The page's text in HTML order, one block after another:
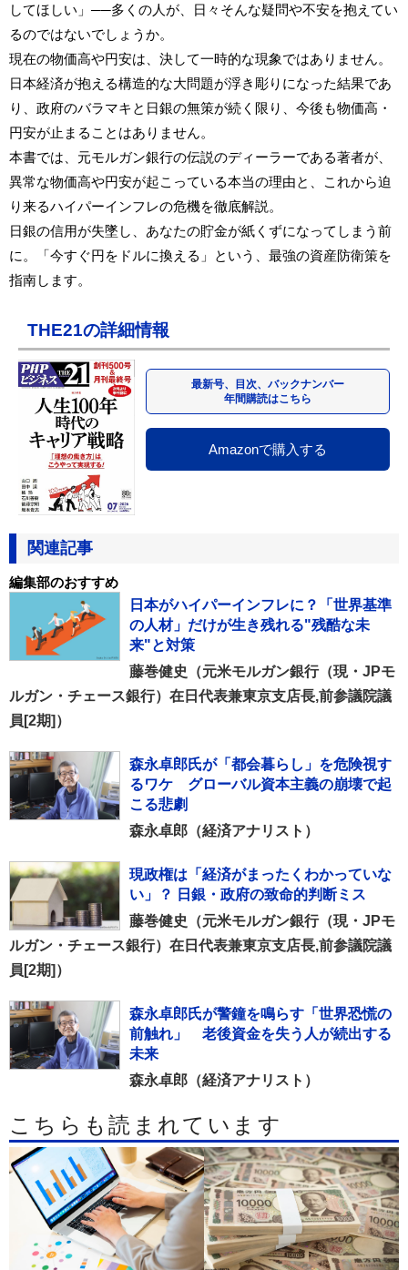
してほしい」──多くの人が、日々そんな疑問や不安を抱えてい
るのではないでしょうか。
現在の物価高や円安は、決して一時的な現象ではありません。
日本経済が抱える構造的な大問題が浮き彫りになった結果であ
り、政府のバラマキと日銀の無策が続く限り、今後も物価高・
円安が止まることはありません。
本書では、元モルガン銀行の伝説のディーラーである著者が、
異常な物価高や円安が起こっている本当の理由と、これから迫
り来るハイパーインフレの危機を徹底解説。
日銀の信用が失墜し、あなたの貯金が紙くずになってしまう前
に。「今すぐ円をドルに換える」という、最強の資産防衛策を
指南します。
THE21の詳細情報
最新号、目次、バックナンバー
年間購読はこちら
Amazonで購入する
関連記事
編集部のおすすめ
日本がハイパーインフレに？「世界基準
の人材」だけが生き残れる"残酷な未
来"と対策
藤巻健史（元米モルガン銀行（現・JPモ
ルガン・チェース銀行）在日代表兼東京支店長,前参議院議
員[2期]）
森永卓郎氏が「都会暮らし」を危険視す
るワケ グローバル資本主義の崩壊で起
こる悲劇
森永卓郎（経済アナリスト）
現政権は「経済がまったくわかっていな
い」？ 日銀・政府の致命的判断ミス
藤巻健史（元米モルガン銀行（現・JPモ
ルガン・チェース銀行）在日代表兼東京支店長,前参議院議
員[2期]）
森永卓郎氏が警鐘を鳴らす「世界恐慌の
前触れ」 老後資金を失う人が続出する
未来
森永卓郎（経済アナリスト）
こちらも読まれています